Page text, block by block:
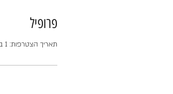
פרופיל
תאריך הצטרפות: 1 ביוני 2026